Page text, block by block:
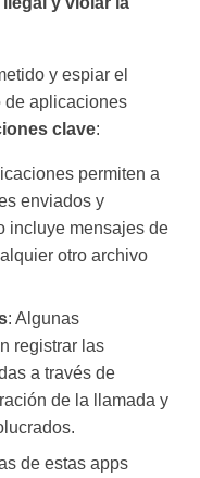
y espiar el
de aplicaciones
clave:
permiten a
enviados y
incluye mensajes de
otro archivo
: Algunas
registrar las
a través de
de la llamada y
de estas apps